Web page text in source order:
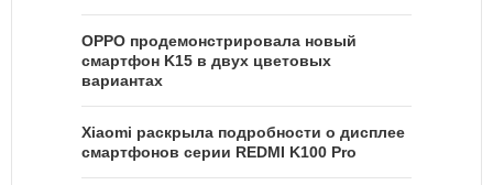
OPPO продемонстрировала новый
смартфон K15 в двух цветовых
вариантах
Xiaomi раскрыла подробности о дисплее
смартфонов серии REDMI K100 Pro